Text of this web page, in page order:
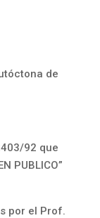
de
92 que
PUBLICO”
por el Prof.